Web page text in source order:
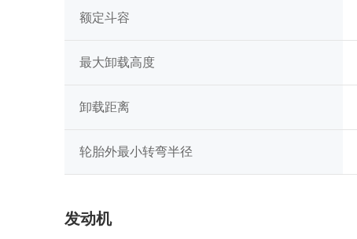
额定斗容
最大卸载高度
卸载距离
轮胎外最小转弯半径
发动机